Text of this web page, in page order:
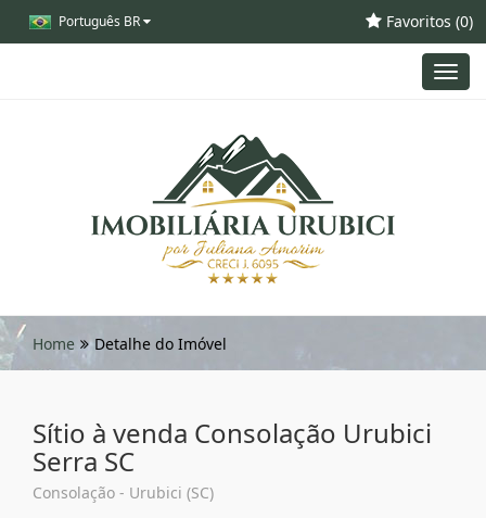
Português BR Favoritos (0)
Home Detalhe do Imóvel
Sítio à venda Consolação Urubici
Serra SC
Consolação - Urubici (SC)